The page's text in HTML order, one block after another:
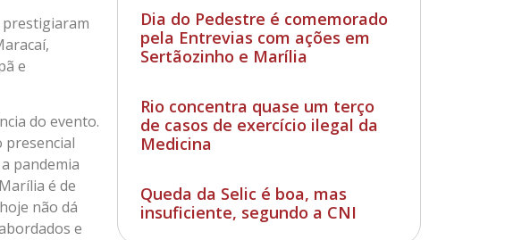
Dia do Pedestre é comemorado
pela Entrevias com ações em
Sertãozinho e Marília
Rio concentra quase um terço
de casos de exercício ilegal da
Medicina
Queda da Selic é boa, mas
insuficiente, segundo a CNI
prestigiaram
e
do evento.
presencial
pandemia
é de
não dá
e